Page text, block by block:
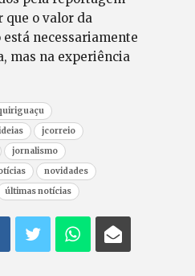
o valor da
está necessariamente
mas na experiência
jcorreio
jornalismo
novidades
últimas notícias